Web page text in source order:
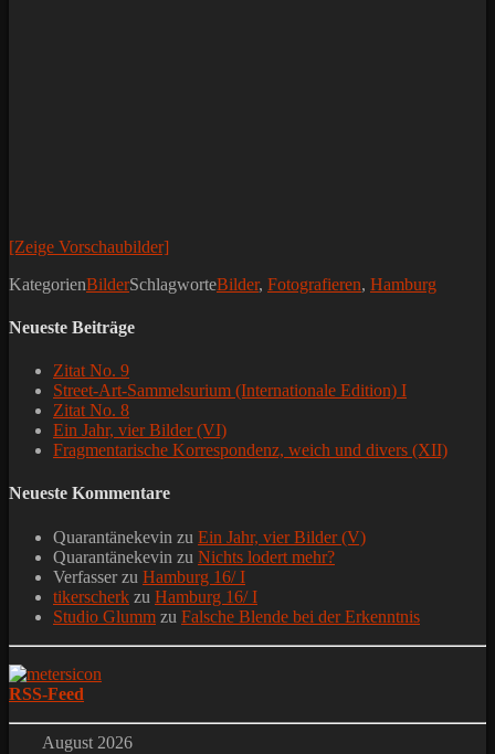
[Zeige Vorschaubilder]
KategorienBilderSchlagworteBilder, Fotografieren, Hamburg
Neueste Beiträge
Zitat No. 9
Street-Art-Sammelsurium (Internationale Edition) I
Zitat No. 8
Ein Jahr, vier Bilder (VI)
Fragmentarische Korrespondenz, weich und divers (XII)
Neueste Kommentare
Quarantänekevin zu Ein Jahr, vier Bilder (V)
Quarantänekevin zu Nichts lodert mehr?
Verfasserzu Hamburg 16/ I
tikerscherk zu Hamburg 16/ I
Studio Glumm zu Falsche Blende bei der Erkenntnis
RSS-Feed
August 2026